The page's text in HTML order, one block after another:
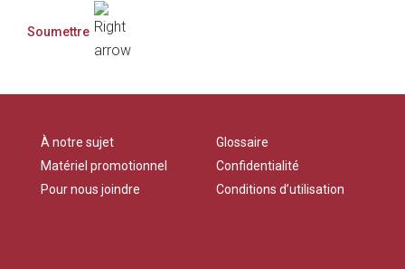
À notre sujet
Matériel promotionnel
Pour nous joindre
Glossaire
Confidentialité
Conditions d’utilisation